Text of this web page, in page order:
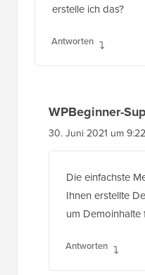
erstelle ich das?
Antworten
WPBeginner-
30. Juni 2021 um
Die einfachste
Ihnen erstellte
um
Antworten